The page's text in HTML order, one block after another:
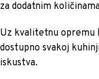
za dodatnim
Uz kvalitetnu opremu
dostupno svakoj
iskustva.